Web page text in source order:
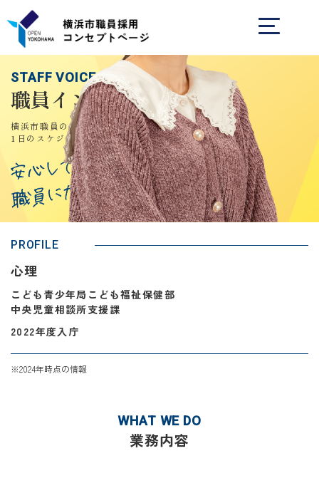
STAFF VOICE
職員インタビュー
横浜市職員の仕事内容や、
1日のスケジュールを知る
PROFILE
心理
こども青少年局こども福祉保健部
中央児童相談所支援課
2022年度入庁
※2024年時点の情報
WHAT WE DO
業務内容